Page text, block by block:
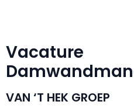
Vacature
VAN ‘T HEK GROEP